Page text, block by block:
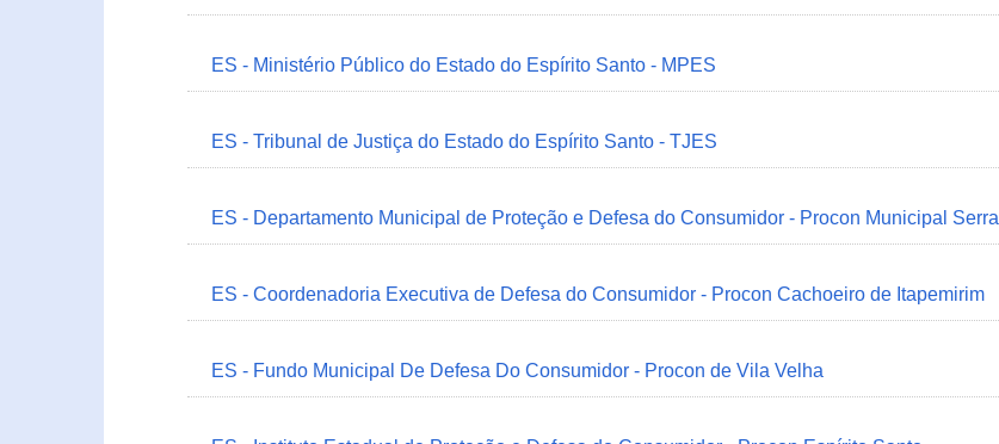
ES - Ministério Público do Estado do Espírito Santo - MPES
ES - Tribunal de Justiça do Estado do Espírito Santo - TJES
ES - Departamento Municipal de Proteção e Defesa do Consumidor - Procon Municipal Serra
ES - Coordenadoria Executiva de Defesa do Consumidor - Procon Cachoeiro de Itapemirim
ES - Fundo Municipal De Defesa Do Consumidor - Procon de Vila Velha